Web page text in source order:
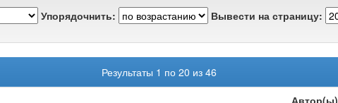
Упорядочнить: Вывести на страницу:
Результаты 1 по 20 из 46
Автор(ы)